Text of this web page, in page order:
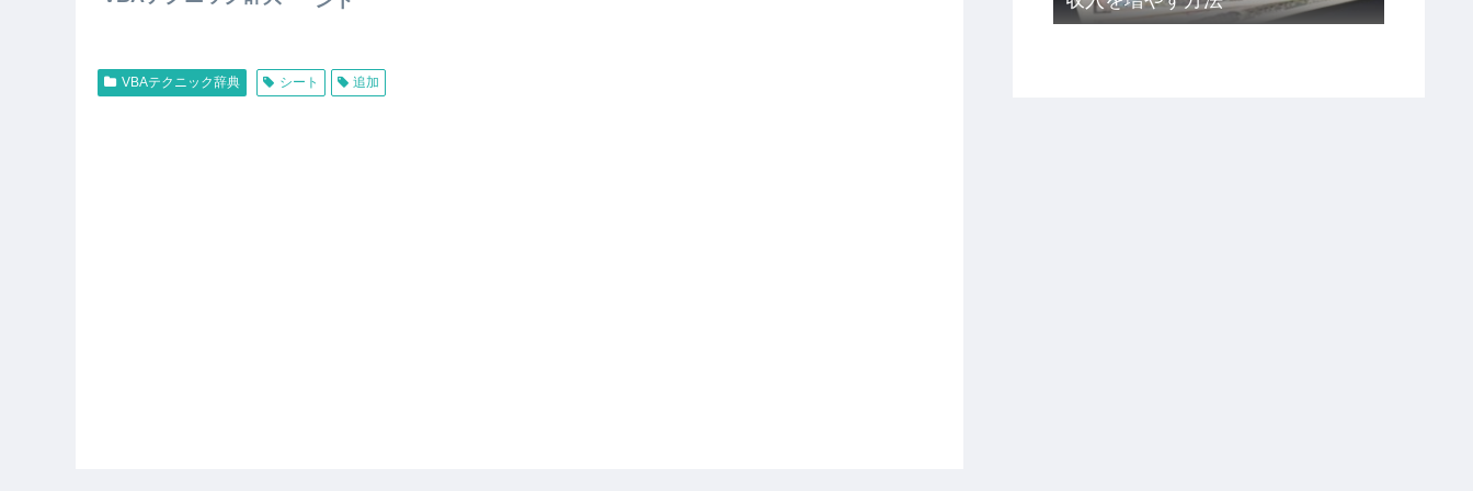
VBAテクニック辞典 シート 追加